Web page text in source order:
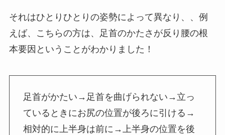
それはひとりひとりの姿勢によって異なり、、例
えば、こちらの方は、足首のかたさが反り腰の根
本要因ということがわかりました！
足首がかたい→足首を曲げられない→立っ
ているときにお尻の位置が後ろに引ける→
相対的に上半身は前に→上半身の位置を後